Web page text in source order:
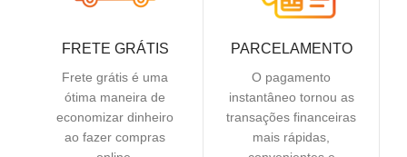
FRETE GRÁTIS
Frete grátis é uma
ótima maneira de
economizar dinheiro
ao fazer compras
PARCELAMENTO
O pagamento
instantâneo tornou as
transações financeiras
mais rápidas,